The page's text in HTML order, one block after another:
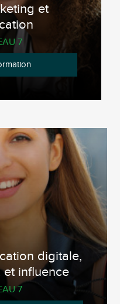
et
7
digitale,
influence
7